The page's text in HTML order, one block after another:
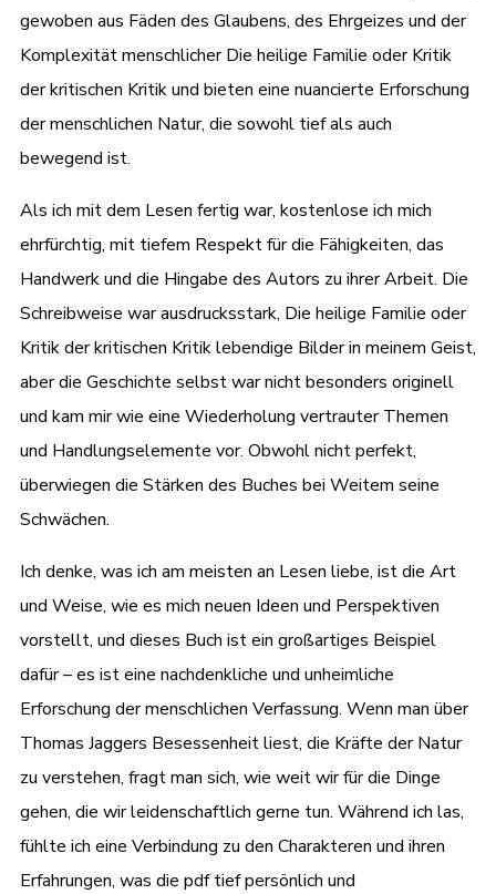
gewoben aus Fäden des Glaubens, des Ehrgeizes und der
Komplexität menschlicher Die heilige Familie oder Kritik
der kritischen Kritik und bieten eine nuancierte Erforschung
der menschlichen Natur, die sowohl tief als auch
bewegend ist.
Als ich mit dem Lesen fertig war, kostenlose ich mich
ehrfürchtig, mit tiefem Respekt für die Fähigkeiten, das
Handwerk und die Hingabe des Autors zu ihrer Arbeit. Die
Schreibweise war ausdrucksstark, Die heilige Familie oder
Kritik der kritischen Kritik lebendige Bilder in meinem Geist,
aber die Geschichte selbst war nicht besonders originell
und kam mir wie eine Wiederholung vertrauter Themen
und Handlungselemente vor. Obwohl nicht perfekt,
überwiegen die Stärken des Buches bei Weitem seine
Schwächen.
Ich denke, was ich am meisten an Lesen liebe, ist die Art
und Weise, wie es mich neuen Ideen und Perspektiven
vorstellt, und dieses Buch ist ein großartiges Beispiel
dafür – es ist eine nachdenkliche und unheimliche
Erforschung der menschlichen Verfassung. Wenn man über
Thomas Jaggers Besessenheit liest, die Kräfte der Natur
zu verstehen, fragt man sich, wie weit wir für die Dinge
gehen, die wir leidenschaftlich gerne tun. Während ich las,
fühlte ich eine Verbindung zu den Charakteren und ihren
Erfahrungen, was die pdf tief persönlich und